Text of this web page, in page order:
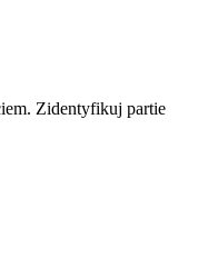
Zidentyfikuj partie